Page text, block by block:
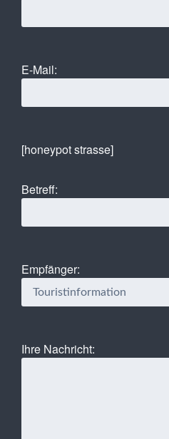
E-Mail:
[honeypot strasse]
Betreff:
Empfänger:
Ihre Nachricht: